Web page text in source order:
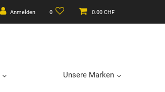
Anmelden 0 0.00 CHF
Unsere Marken